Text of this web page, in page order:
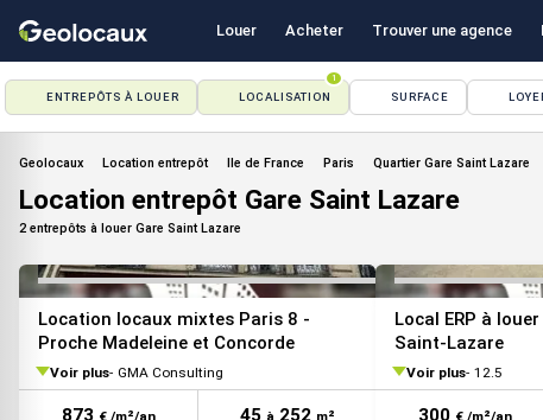
Louer Acheter Trouver une agence
ENTREPÔTS À LOUER LOCALISATION
1
SURFACE
Geolocaux Location entrepôt Ile de France Paris Quartier Gare Saint Lazare
Location entrepôt Gare Saint Lazare
2 entrepôts à louer Gare Saint Lazare
VOIR TOUTES LES PHOTOS
Location locaux mixtes Paris 8 -
Proche Madeleine et Concorde
Voir plus GMA Consulting
873 € /m²/an 45 à252 m²
Local ERP à
Saint-Lazare
Voir plus 12.5
300 € /m²/an